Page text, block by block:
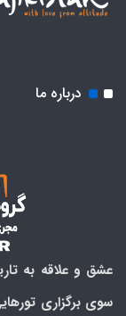
درباره ما
عشق و علاقه به
سوی برگزاری